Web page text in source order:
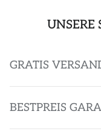
UNSERE
GRATIS
BESTPREIS